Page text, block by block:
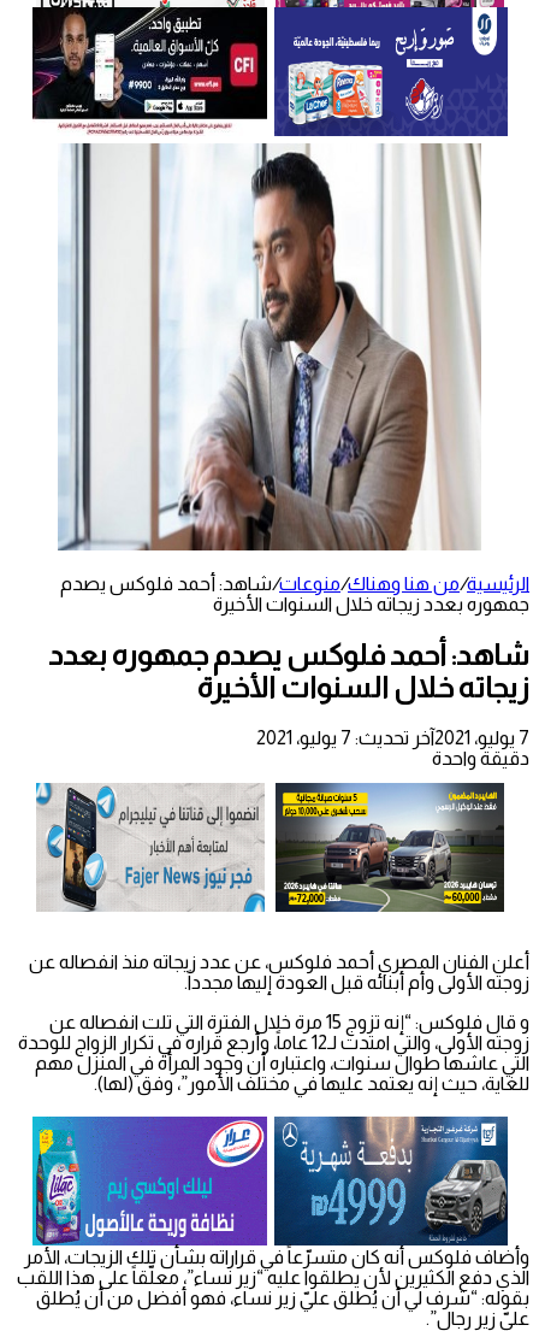
الرئيسية/من هنا وهناك/منوعات/شاهد: أحمد فلوكس يصدم
جمهوره بعدد زيجاته خلال السنوات الأخيرة
شاهد: أحمد فلوكس يصدم جمهوره بعدد
زيجاته خلال السنوات الأخيرة
7 يوليو، 2021
آخر تحديث: 7 يوليو، 2021
دقيقة واحدة
أعلن الفنان المصري أحمد فلوكس، عن عدد زيجاته منذ انفصاله عن
زوجته الأولى وأم أبنائه قبل العودة إليها مجدداً.
و قال فلوكس: “إنه تزوج 15 مرة خلال الفترة التي تلت انفصاله عن
زوجته الأولى، والتي امتدت لـ12 عاماً، وأرجع قراره في تكرار الزواج للوحدة
التي عاشها طوال سنوات، واعتباره أن وجود المرأة في المنزل مهم
للغاية، حيث إنه يعتمد عليها في مختلف الأمور”، وفق (لها).
وأضاف فلوكس أنه كان متسرّعاً في قراراته بشأن تلك الزيجات، الأمر
الذي دفع الكثيرين لأن يطلقوا عليه “زير نساء”، معلّقاً على هذا اللقب
بقوله: “شرف لي أن يُطلق عليّ زير نساء، فهو أفضل من أن يُطلق
عليّ زير رجال”.